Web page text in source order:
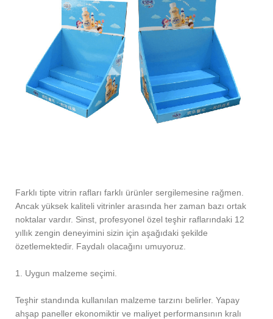
Farklı tipte vitrin rafları farklı ürünler sergilemesine rağmen.
Ancak yüksek kaliteli vitrinler arasında her zaman bazı ortak
noktalar vardır. Sinst, profesyonel özel teşhir raflarındaki 12
yıllık zengin deneyimini sizin için aşağıdaki şekilde
özetlemektedir. Faydalı olacağını umuyoruz.
1. Uygun malzeme seçimi.
Teşhir standında kullanılan malzeme tarzını belirler. Yapay
ahşap paneller ekonomiktir ve maliyet performansının kralı